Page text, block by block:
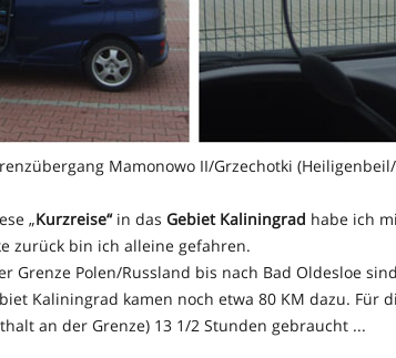
Mamonowo II/Grzechotki
„Kurzreise“in das Gebiet Kaliningrad habe ich
zurück bin ich alleine gefahren.
Grenze Polen/Russland bis nach Bad Oldesloe
Kaliningrad kamen noch etwa 80 KM dazu. Für
an der Grenze) 13 1/2 Stunden gebraucht ...